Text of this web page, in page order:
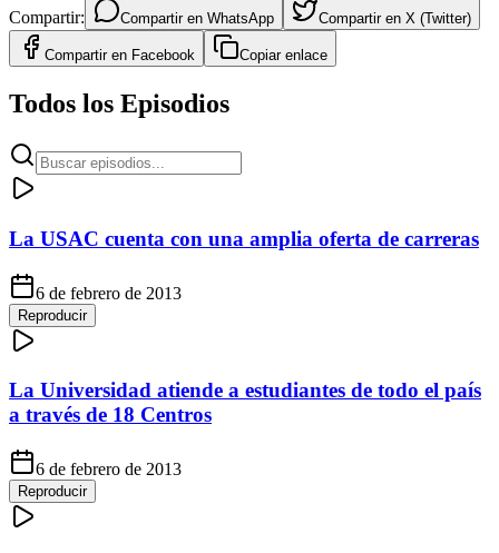
Compartir: Compartir en WhatsApp Compartir en X (Twitter)
Compartir en Facebook Copiar enlace
Todos los Episodios
La USAC cuenta con una amplia oferta de carreras
6 de febrero de 2013
Reproducir
La Universidad atiende a estudiantes de todo el país
a través de 18 Centros
6 de febrero de 2013
Reproducir